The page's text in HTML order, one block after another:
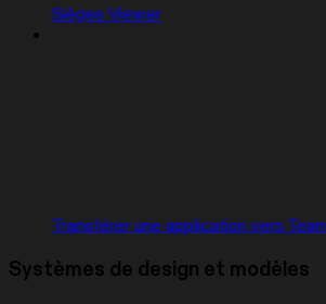
Sièges Viewer
Transférer une application vers
Systèmes de design et modèles